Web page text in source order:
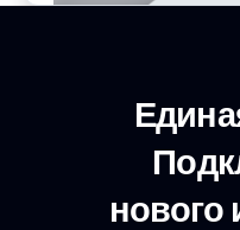
нового